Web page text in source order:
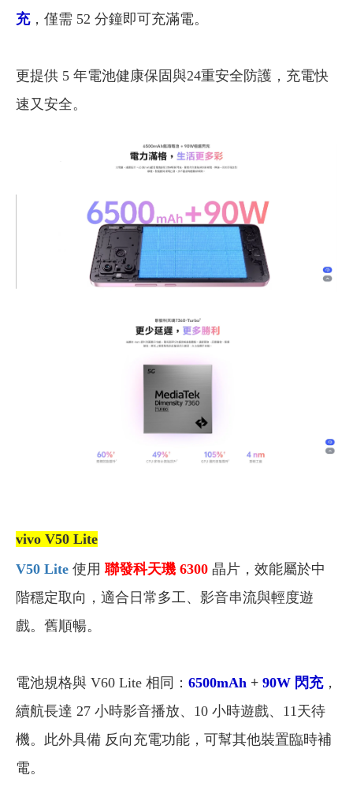
充，僅需 52 分鐘即可充滿電。
更提供 5 年電池健康保固與24重安全防護，充電快
速又安全。
vivo V50 Lite
V50 Lite 使用 聯發科天璣 6300 晶片，效能屬於中
階穩定取向，適合日常多工、影音串流與輕度遊
戲。舊順暢。
電池規格與 V60 Lite 相同： 6500mAh + 90W 閃充，
續航長達 27 小時影音播放、10 小時遊戲、11天待
機。此外具備 反向充電功能，可幫其他裝置臨時補
電。